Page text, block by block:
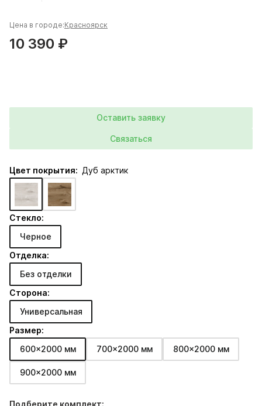
Цена в городе:Красноярск
10 390 ₽
Оставить заявку
Связаться
Цвет покрытия: Дуб арктик
Стекло:
Черное
Отделка:
Без отделки
Сторона:
Универсальная
Размер:
600x2000 мм
700x2000 мм 800x2000 мм
900x2000 мм
Подберите комплект: